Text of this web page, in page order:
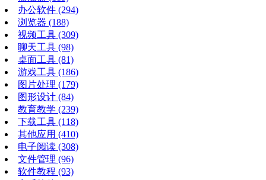
办公软件 (294)
浏览器 (188)
视频工具 (309)
聊天工具 (98)
桌面工具 (81)
游戏工具 (186)
图片处理 (179)
图形设计 (84)
教育教学 (239)
下载工具 (118)
其他应用 (410)
电子阅读 (308)
文件管理 (96)
软件教程 (93)